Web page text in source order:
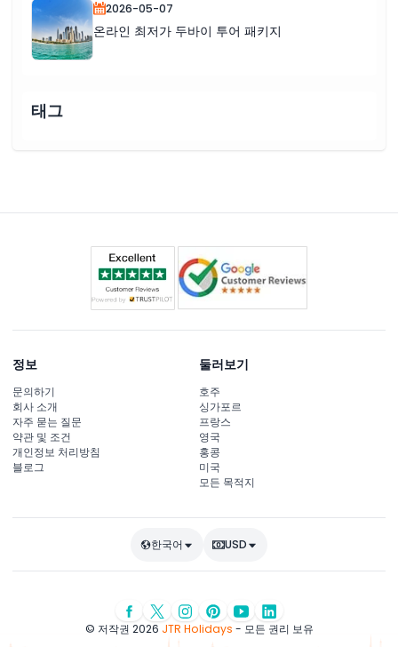
2026-05-07
온라인 최저가 두바이 투어 패키지
태그
정보
문의하기
회사 소개
자주 묻는 질문
약관 및 조건
개인정보 처리방침
블로그
둘러보기
호주
싱가포르
프랑스
영국
홍콩
미국
모든 목적지
한국어 USD
© 저작권 2026 JTR Holidays - 모든 권리 보유